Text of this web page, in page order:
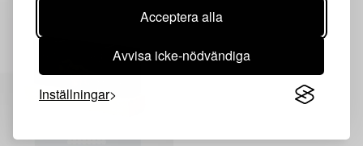
Acceptera alla
Avvisa icke-nödvändiga
Inställningar